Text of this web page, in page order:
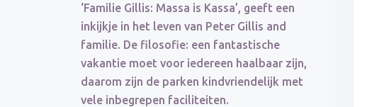
‘Familie Gillis: Massa is Kassa’, geeft een
inkijkje in het leven van Peter Gillis and
familie. De filosofie: een fantastische
vakantie moet voor iedereen haalbaar zijn,
daarom zijn de parken kindvriendelijk met
vele inbegrepen faciliteiten.